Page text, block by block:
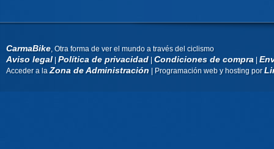
CarmaBike, Otra forma de ver el mundo a través del ciclismo
Aviso legal|Política de privacidad|Condiciones de compra|
Acceder a laZona de Administración| Programación web y hosting por